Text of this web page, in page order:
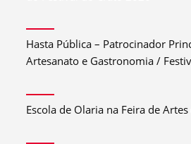
Hasta Pública – Patrocinador
Artesanato e Gastronomia /
Escola de Olaria na Feira de